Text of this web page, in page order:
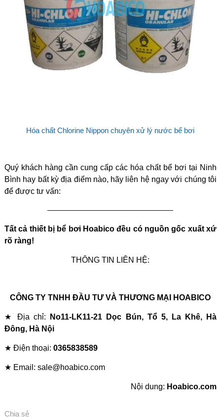
Hóa chất Chlorine Nippon chuyên xử lý nước bể bơi
Quý khách hàng cần cung cấp các hóa chất bể bơi tại Ninh
Bình hay bất kỳ địa điểm nào, hãy liên hệ ngay với chúng tôi
để được tư vấn:
—————————————————
Tất cả thiết bị bể bơi Hoabico đều có nguồn gốc xuất xứ
rõ ràng!
THÔNG TIN LIÊN HỆ:
CÔNG TY TNHH ĐẦU TƯ VÀ THƯƠNG MẠI HOABICO
★ Địa chỉ:
No11-LK11-21 Dọc Bún, Tổ 5, La Khê, Hà
Đông, Hà Nội
★ Điện thoại: 0365838589
★ Email: sale@hoabico.com
Nội dung: Hoabico.com
Chia sẻ